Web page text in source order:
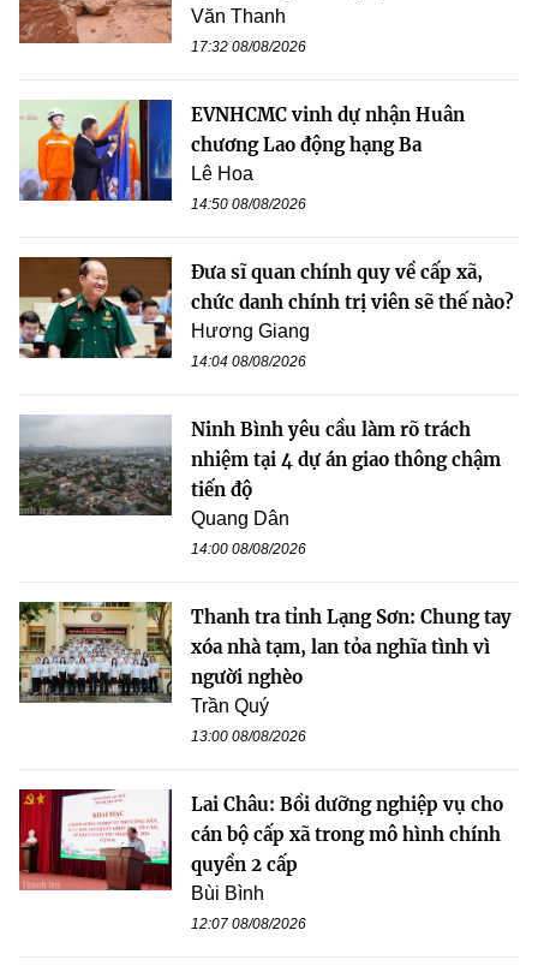
Văn Thanh
17:32 08/08/2026
EVNHCMC vinh dự nhận Huân
chương Lao động hạng Ba
Lê Hoa
14:50 08/08/2026
Đưa sĩ quan chính quy về cấp xã,
chức danh chính trị viên sẽ thế nào?
Hương Giang
14:04 08/08/2026
Ninh Bình yêu cầu làm rõ trách
nhiệm tại 4 dự án giao thông chậm
tiến độ
Quang Dân
14:00 08/08/2026
Thanh tra tỉnh Lạng Sơn: Chung tay
xóa nhà tạm, lan tỏa nghĩa tình vì
người nghèo
Trần Quý
13:00 08/08/2026
Lai Châu: Bồi dưỡng nghiệp vụ cho
cán bộ cấp xã trong mô hình chính
quyền 2 cấp
Bùi Bình
12:07 08/08/2026